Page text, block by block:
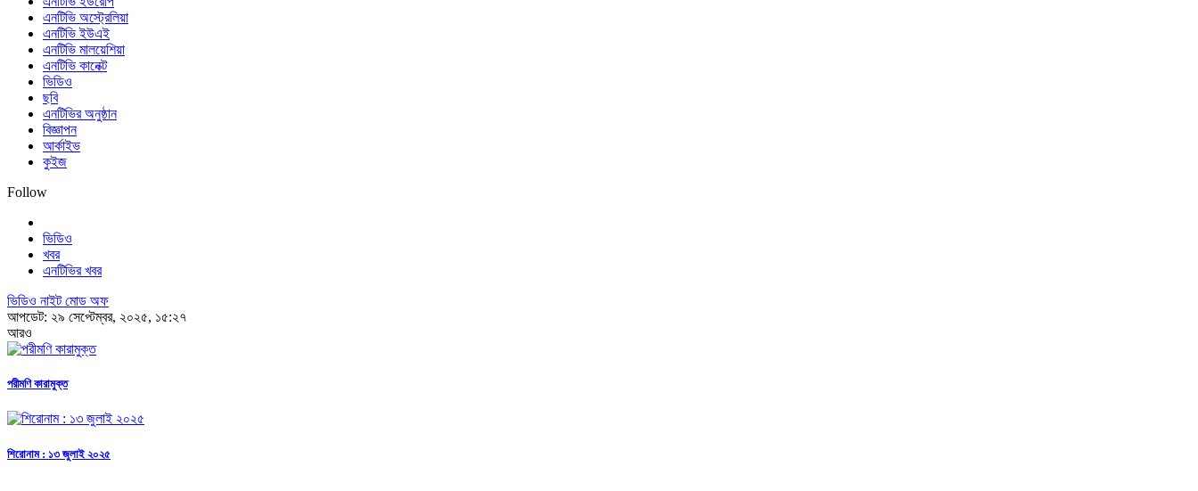
এনটিভি অস্ট্রেলিয়া
এনটিভি ইউএই
এনটিভি মালয়েশিয়া
এনটিভি কানেক্ট
ভিডিও
ছবি
এনটিভির অনুষ্ঠান
বিজ্ঞাপন
আর্কাইভ
কুইজ
Follow
ভিডিও
খবর
এনটিভির খবর
ভিডিও নাইট মোড অফ
আপডেট: ২৯ সেপ্টেম্বর, ২০২৫, ১৫:২৭
আরও
পরীমণি কারামুক্ত
শিরোনাম : ১৩ জুলাই ২০২৫